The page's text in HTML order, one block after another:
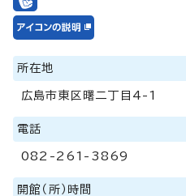
所在地
広島市東区曙二丁目4-1
電話
082-261-3869
開館（所）時間